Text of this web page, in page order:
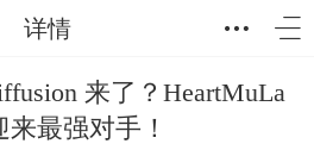
详情
来了？HeartMuLa
最强对手！